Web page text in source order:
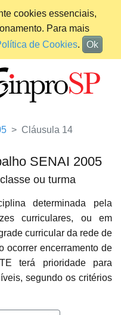
cookies essenciais,
Para mais
de Cookies. Ok
Cláusula 14
SENAI 2005
ou turma
determinada pela
curriculares, ou em
curricular da rede de
ocorrer encerramento de
terá prioridade para
segundo os critérios